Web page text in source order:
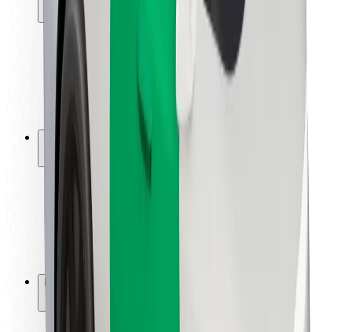
Keleivių saugumas
Vairuotojų saugumas
Paspirtukų saugumas
Saugumo laboratorija
Vietovės
Sprendimai miestams
Oro uostai
„Bolt“ įkrovimo stotelės
Pagalba
Keleiviams